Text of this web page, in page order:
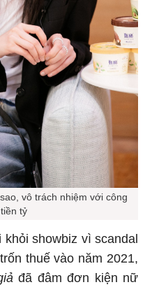
vô trách nhiệm với công
tỷ
khỏi showbiz vì scandal
thuế vào năm 2021,
đã đâm đơn kiện nữ